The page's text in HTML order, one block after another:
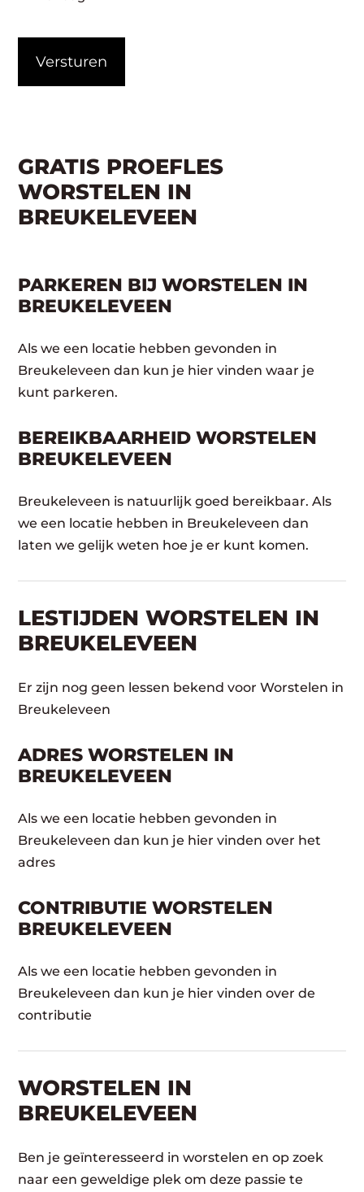
GRATIS PROEFLES
WORSTELEN IN
BREUKELEVEEN
PARKEREN BIJ WORSTELEN IN
BREUKELEVEEN
Als we een locatie hebben gevonden in
Breukeleveen dan kun je hier vinden waar je
kunt parkeren.
BEREIKBAARHEID WORSTELEN
BREUKELEVEEN
Breukeleveen is natuurlijk goed bereikbaar. Als
we een locatie hebben in Breukeleveen dan
laten we gelijk weten hoe je er kunt komen.
LESTIJDEN WORSTELEN IN
BREUKELEVEEN
Er zijn nog geen lessen bekend voor Worstelen in
Breukeleveen
ADRES WORSTELEN IN
BREUKELEVEEN
Als we een locatie hebben gevonden in
Breukeleveen dan kun je hier vinden over het
adres
CONTRIBUTIE WORSTELEN
BREUKELEVEEN
Als we een locatie hebben gevonden in
Breukeleveen dan kun je hier vinden over de
contributie
WORSTELEN​ IN
BREUKELEVEEN
Ben je geïnteresseerd in worstelen en op zoek
naar een geweldige plek om deze passie te